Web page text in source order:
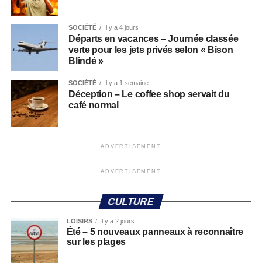
SOCIÉTÉ Il y a 4 jours
Départs en vacances – Journée classée
verte pour les jets privés selon « Bison
Blindé »
SOCIÉTÉ Il y a 1 semaine
Déception – Le coffee shop servait du
café normal
ADVERTISEMENT
ADVERTISEMENT
CULTURE
LOISIRS Il y a 2 jours
Été – 5 nouveaux panneaux à reconnaître
sur les plages